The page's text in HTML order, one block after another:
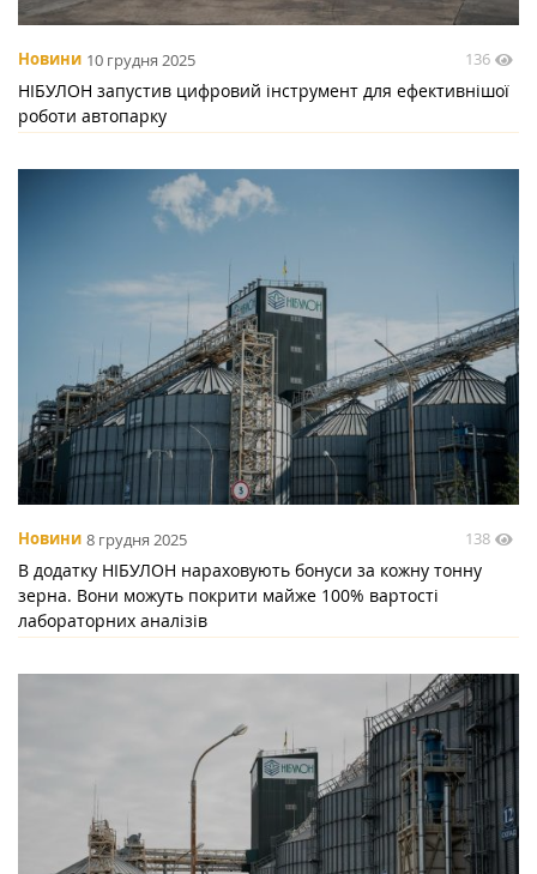
Новини 10 грудня 2025 136
НІБУЛОН запустив цифровий інструмент для ефективнішої
роботи автопарку
Новини 8 грудня 2025 138
В додатку НІБУЛОН нараховують бонуси за кожну тонну
зерна. Вони можуть покрити майже 100% вартості
лабораторних аналізів